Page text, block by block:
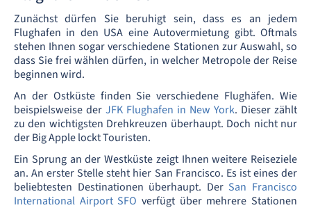
Zunächst dürfen Sie beruhigt sein, dass es an jedem
Flughafen in den USA eine Autovermietung gibt. Oftmals
stehen Ihnen sogar verschiedene Stationen zur Auswahl, so
dass Sie frei wählen dürfen, in welcher Metropole der Reise
beginnen wird.
An der Ostküste finden Sie verschiedene Flughäfen. Wie
beispielsweise der JFK Flughafen in New York. Dieser zählt
zu den wichtigsten Drehkreuzen überhaupt. Doch nicht nur
der Big Apple lockt Touristen.
Ein Sprung an der Westküste zeigt Ihnen weitere Reiseziele
an. An erster Stelle steht hier San Francisco. Es ist eines der
beliebtesten Destinationen überhaupt. DerSan Francisco
International Airport SFO verfügt über mehrere Stationen